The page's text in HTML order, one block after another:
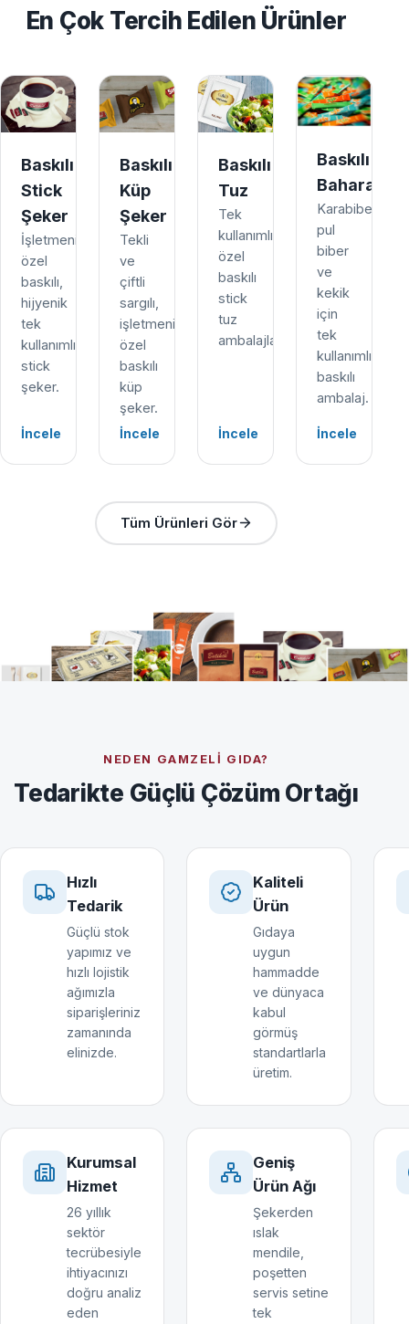
En Çok Tercih Edilen Ürünler
Baskılı
Stick
Şeker
İşletmenize
özel
baskılı,
hijyenik
tek
kullanımlık
stick
şeker.
İncele
Baskılı
Küp
Şeker
Tekli
ve
çiftli
sargılı,
işletmenize
özel
baskılı
küp
şeker.
İncele
Baskılı
Tuz
Tek
kullanımlık,
özel
baskılı
stick
tuz
ambalajları.
İncele
Baskılı
Baharat
Karabiber,
pul
biber
ve
kekik
için
tek
kullanımlık
baskılı
ambalaj.
İncele
Tüm Ürünleri Gör
NEDEN GAMZELI GIDA?
Tedarikte Güçlü Çözüm Ortağı
Hızlı
Tedarik
Güçlü stok
yapımız ve
hızlı lojistik
ağımızla
siparişleriniz
zamanında
elinizde.
Kaliteli
Ürün
Gıdaya
uygun
hammadde
ve dünyaca
kabul
görmüş
standartlarla
üretim.
Kurumsal
Hizmet
26 yıllık
sektör
tecrübesiyle
ihtiyacınızı
doğru analiz
eden
Geniş
Ürün Ağı
Şekerden
ıslak
mendile,
poşetten
servis setine
tek